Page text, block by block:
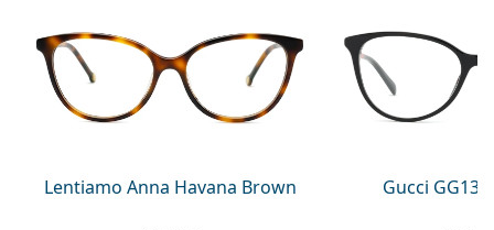
Lentiamo Anna Havana Brown Gucci